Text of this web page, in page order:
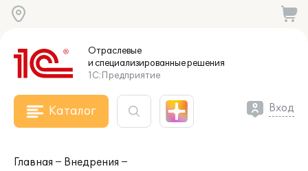
Отраслевые
и специализированныерешения
1С:Предприятие
Каталог Вход
Главная
Внедрения